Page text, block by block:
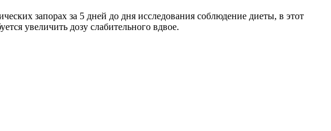
запорах за 5 дней до дня исследования соблюдение диеты, в этот
увеличить дозу слабительного вдвое.